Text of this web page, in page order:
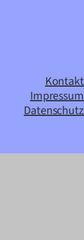
Kontakt
Impressum
Datenschutz